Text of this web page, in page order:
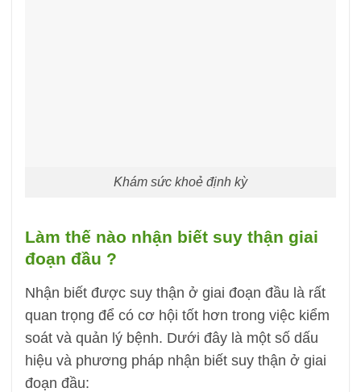
Khám sức khoẻ định kỳ
Làm thế nào nhận biết suy thận giai
đoạn đầu ?
Nhận biết được suy thận ở giai đoạn đầu là rất
quan trọng để có cơ hội tốt hơn trong việc kiểm
soát và quản lý bệnh. Dưới đây là một số dấu
hiệu và phương pháp nhận biết suy thận ở giai
đoạn đầu: